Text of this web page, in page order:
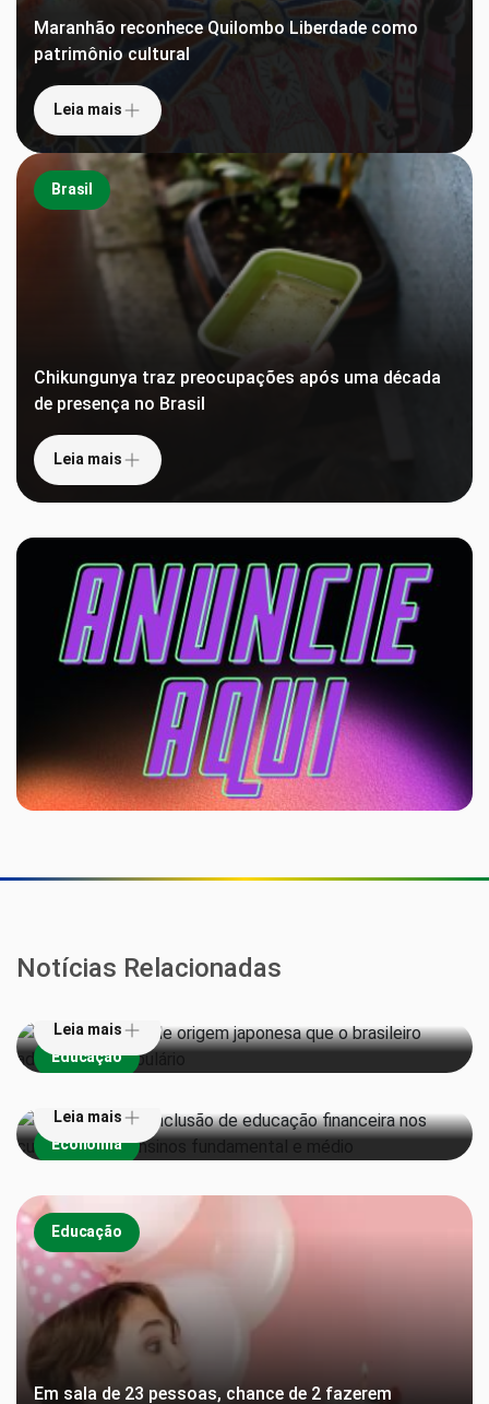
Maranhão reconhece Quilombo Liberdade como
patrimônio cultural
Leia mais
Brasil
Chikungunya traz preocupações após uma década
de presença no Brasil
Leia mais
Notícias Relacionadas
Educação
adotou no vocabulário
Leia mais
Economia
Senado aprova inclusão de educação financeira nos
currículos dos ensinos fundamental e médio
Leia mais
Educação
Em sala de 23 pessoas, chance de 2 fazerem